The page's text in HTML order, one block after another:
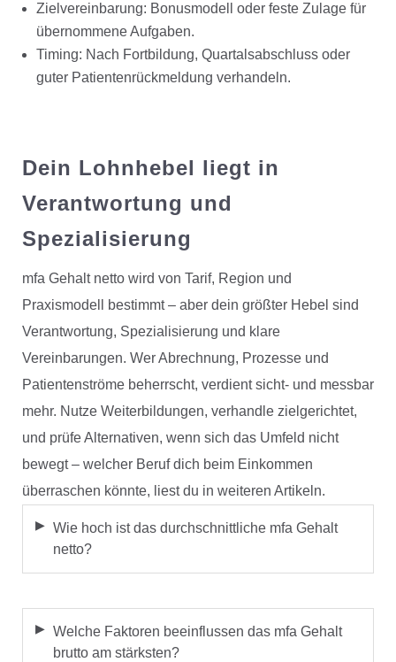
Zielvereinbarung: Bonusmodell oder feste Zulage für
übernommene Aufgaben.
Timing: Nach Fortbildung, Quartalsabschluss oder
guter Patientenrückmeldung verhandeln.
Dein Lohnhebel liegt in
Verantwortung und
Spezialisierung
mfa Gehalt netto wird von Tarif, Region und
Praxismodell bestimmt – aber dein größter Hebel sind
Verantwortung, Spezialisierung und klare
Vereinbarungen. Wer Abrechnung, Prozesse und
Patientenströme beherrscht, verdient sicht- und messbar
mehr. Nutze Weiterbildungen, verhandle zielgerichtet,
und prüfe Alternativen, wenn sich das Umfeld nicht
bewegt – welcher Beruf dich beim Einkommen
überraschen könnte, liest du in weiteren Artikeln.
Wie hoch ist das durchschnittliche mfa Gehalt
netto?
Welche Faktoren beeinflussen das mfa Gehalt
brutto am stärksten?